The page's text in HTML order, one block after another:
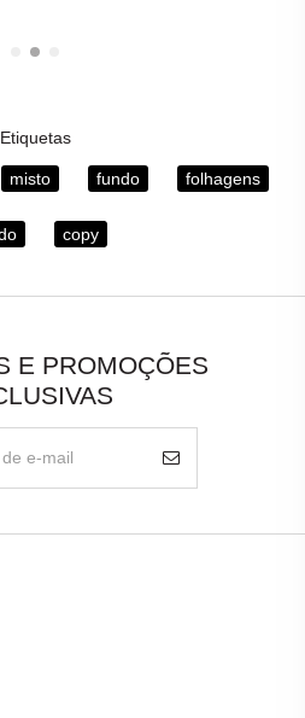
Etiquetas
misto fundo folhagens
copy
E PROMOÇÕES